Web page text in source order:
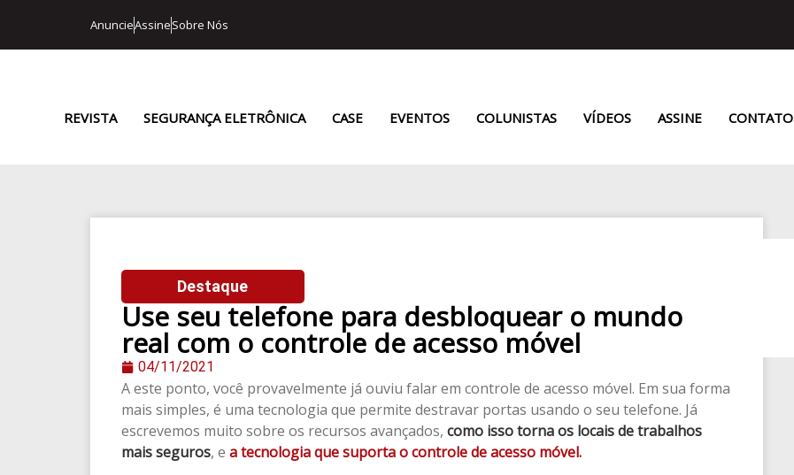
AnuncieAssineSobre Nós
REVISTA SEGURANÇA ELETRÔNICA CASE EVENTOS COLUNISTAS VÍDEOS ASSINE CONTATO
Destaque
Use seu telefone para desbloquear o mundo
real com o controle de acesso móvel
04/11/2021
A este ponto, você provavelmente já ouviu falar em controle de acesso móvel. Em sua forma
mais simples, é uma tecnologia que permite destravar portas usando o seu telefone. Já
escrevemos muito sobre os recursos avançados, como isso torna os locais de trabalhos
mais seguros, e a tecnologia que suporta o controle de acesso móvel.